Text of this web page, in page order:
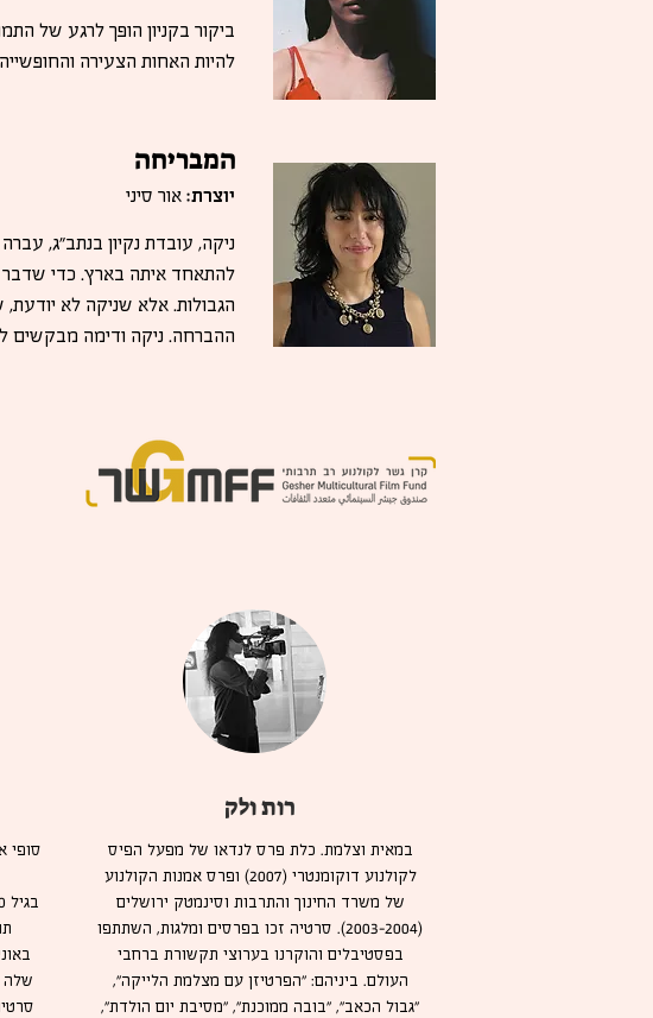
להיות האחות הצעירה
המבריחה
יוצרת: אור סיני
ניקה, עובדת נקיון בנתב״ג,
להתאחד איתה בארץ. כדי שדבר
הגבולות. אלא שניקה לא
ההברחה. ניקה ודימה
סופי
שלה
רות ולק
במאית וצלמת. כלת פרס לנדאו של מפעל הפיס
לקולנוע דוקומנטרי (2007) ופרס אמנות הקולנוע
של משרד החינוך והתרבות וסינמטק ירושלים
(2003-2004). סרטיה זכו בפרסים ומלגות, השתתפו
בפסטיבלים והוקרנו בערוצי תקשורת ברחבי
העולם. ביניהם: "הפרטיזן עם מצלמת הלייקה",
"גבול הכאב", "בובה ממוכנת", "מסיבת יום הולדת",